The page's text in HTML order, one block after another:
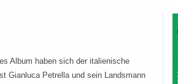
Album haben sich der italienische
Gianluca Petrella und sein Landsmann